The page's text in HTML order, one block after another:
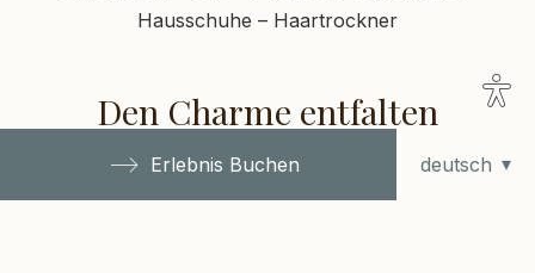
Site
Hausschuhe – Haartrockner
Den Charme entfalten
Erlebnis Buchen